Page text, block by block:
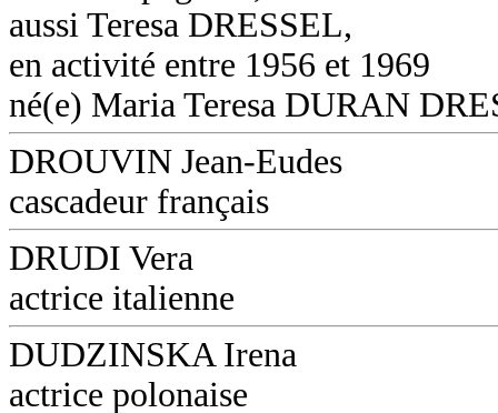
aussi Teresa DRESSEL,
en activité entre 1956 et 1969
né(e) Maria Teresa DURAN
DROUVIN Jean-Eudes
cascadeur français
DRUDI Vera
actrice italienne
DUDZINSKA Irena
actrice polonaise